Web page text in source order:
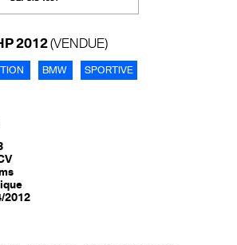
2012(VENDUE)
BMW SPORTIVE
2012